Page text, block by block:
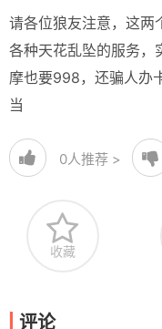
请各位狼友注意，这两
各种天花乱坠的服务，
摩也要998，还骗人办
当
0人推荐 >
收藏
评论